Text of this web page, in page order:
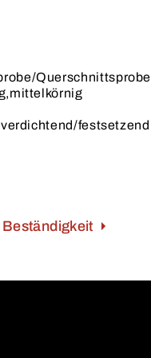
Querschnittsprobe
festsetzend